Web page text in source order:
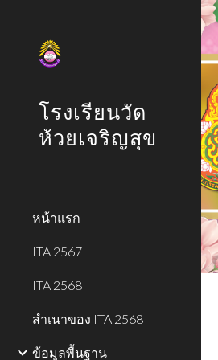
โรงเรียนวัด
ห้วยเจริญสุข
หน้าแรก
ITA 2567
ITA 2568
สำเนาของ ITA 2568
ข้อมูลพื้นฐาน